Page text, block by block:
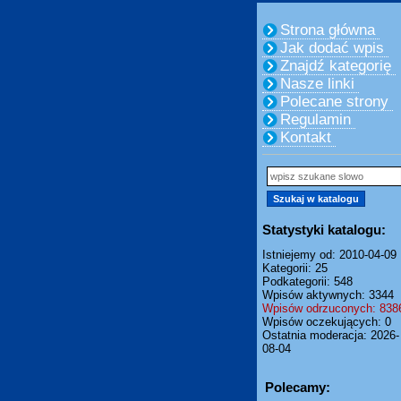
Strona główna
Jak dodać wpis
Znajdź kategorię
Nasze linki
Polecane strony
Regulamin
Kontakt
Statystyki katalogu:
Istniejemy od: 2010-04-09
Kategorii: 25
Podkategorii: 548
Wpisów aktywnych: 3344
Wpisów odrzuconych:
Wpisów oczekujących: 0
Ostatnia moderacja: 2026-
08-04
Polecamy: